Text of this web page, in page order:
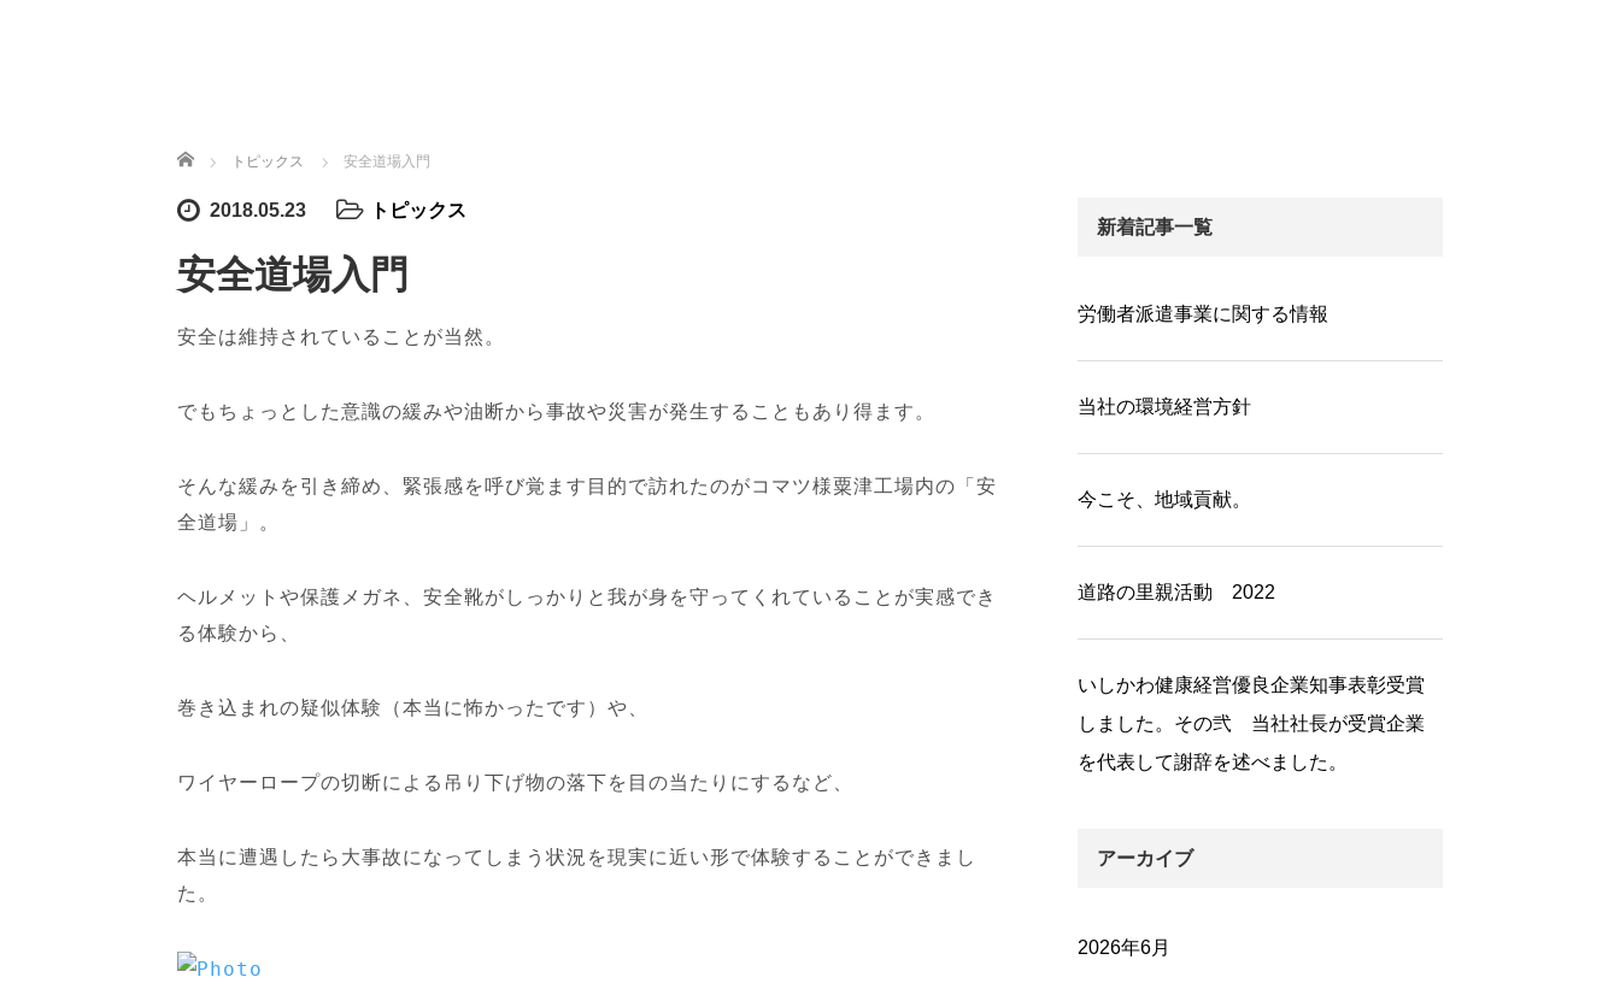
ホーム トピックス 安全道場入門
2018.05.23 トピックス
安全道場入門
安全は維持されていることが当然。
でもちょっとした意識の緩みや油断から事故や災害が発生することもあり得ます。
そんな緩みを引き締め、緊張感を呼び覚ます目的で訪れたのがコマツ様粟津工場内の「安
全道場」。
ヘルメットや保護メガネ、安全靴がしっかりと我が身を守ってくれていることが実感でき
る体験から、
巻き込まれの疑似体験（本当に怖かったです）や、
ワイヤーロープの切断による吊り下げ物の落下を目の当たりにするなど、
本当に遭遇したら大事故になってしまう状況を現実に近い形で体験することができまし
た。
新着記事一覧
労働者派遣事業に関する情報
当社の環境経営方針
今こそ、地域貢献。
道路の里親活動 2022
いしかわ健康経営優良企業知事表彰受賞
しました。その弐 当社社長が受賞企業
を代表して謝辞を述べました。
アーカイブ
2026年6月